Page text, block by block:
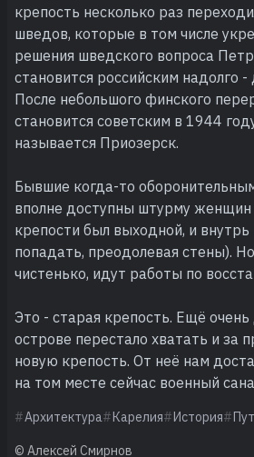
крепость несколько раз
шведов, которые в том числе
решения шведского вопроса
становится российским надолго
После небольшого финского
становится советским в 1944
называется Приозерск.
Бывшие когда-то
вполне доступны штурму женщин
крепости был выходной, и внутрь
попадать, преодолевая стены).
чистенько, идут работы по
Это - старая крепость. Ещё
острове перестало хватать и за
новую крепость. От неё нам
на том месте сейчас военный
Архитектура Карелия История
© Алексей Смирнов